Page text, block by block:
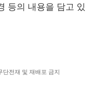
등의 내용을 담고 있
전재 및 재배포 금지